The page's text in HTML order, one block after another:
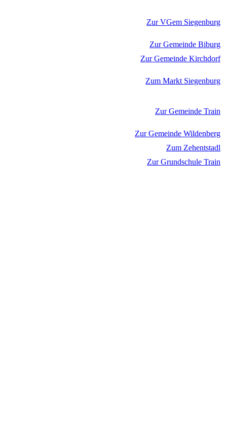
Zur VGem Siegenburg
Zur Gemeinde Biburg
Zur Gemeinde Kirchdorf
Zum Markt Siegenburg
Zur Gemeinde Train
Zur Gemeinde Wildenberg
Zum Zehentstadl
Zur Grundschule Train